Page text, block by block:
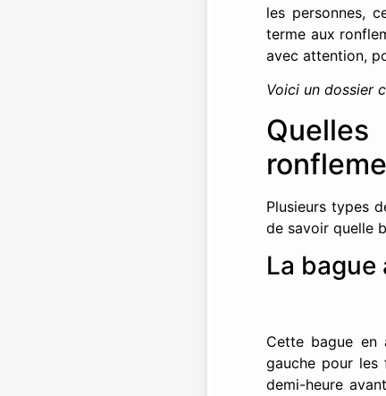
les personnes,
terme aux
avec attention,
Voici un dossier
Plusieurs types
de savoir quelle
La
Cette bague en
gauche pour les
demi-heure